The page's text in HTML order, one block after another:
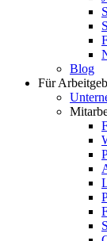
Blog
Für